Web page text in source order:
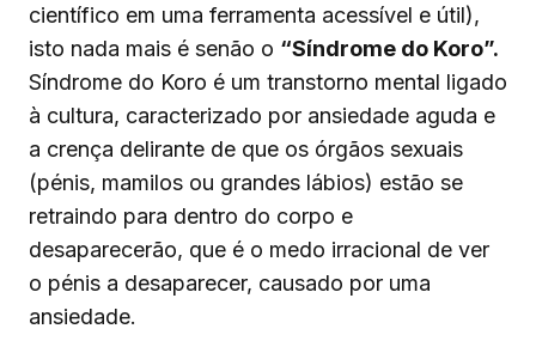
científico em uma ferramenta acessível e útil),
isto nada mais é senão o “Síndrome do Koro”.
Síndrome do Koro é um transtorno mental ligado
à cultura, caracterizado por ansiedade aguda e
a crença delirante de que os órgãos sexuais
(pénis, mamilos ou grandes lábios) estão se
retraindo para dentro do corpo e
desaparecerão, que é o medo irracional de ver
o pénis a desaparecer, causado por uma
ansiedade.